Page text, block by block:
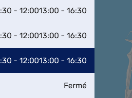
- 12:0013:00 - 16:30
- 12:0013:00 - 16:30
- 12:0013:00 - 16:30
Fermé